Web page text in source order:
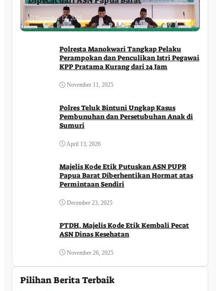
November 12, 2025
Polresta Manokwari Tangkap Pelaku
Perampokan dan Penculikan Istri Pegawai
KPP Pratama Kurang dari 24 Jam
November 11, 2025
Polres Teluk Bintuni Ungkap Kasus
Pembunuhan dan Persetubuhan Anak di
Sumuri
April 13, 2026
Majelis Kode Etik Putuskan ASN PUPR
Papua Barat Diberhentikan Hormat atas
Permintaan Sendiri
December 23, 2025
PTDH, Majelis Kode Etik Kembali Pecat
ASN Dinas Kesehatan
November 26, 2025
Pilihan Berita Terbaik